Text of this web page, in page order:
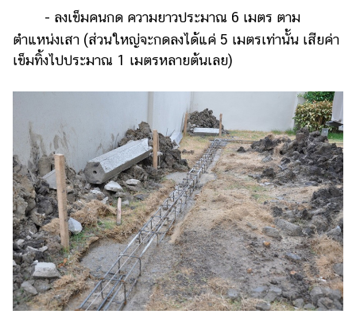
- ลงเข็มคนกด ความยาวประมาณ 6 เมตร ตาม
ตำแหน่งเสา (ส่วนใหญ่จะกดลงได้แค่ 5 เมตรเท่านั้น เสียค่า
เข็มทิ้งไปประมาณ 1 เมตรหลายต้นเลย)